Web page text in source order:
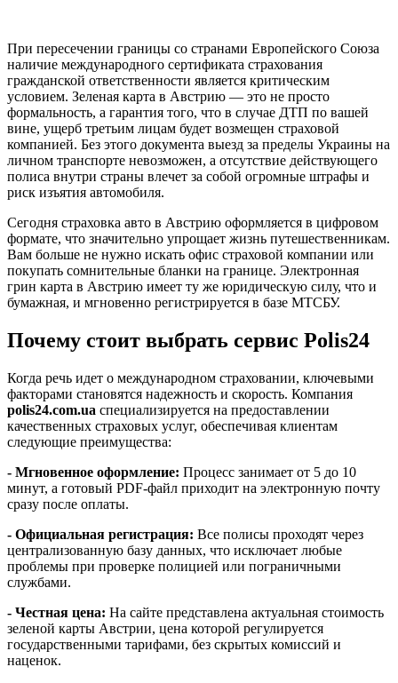
При пересечении границы со странами Европейского Союза
наличие международного сертификата страхования
гражданской ответственности является критическим
условием. Зеленая карта в Австрию — это не просто
формальность, а гарантия того, что в случае ДТП по вашей
вине, ущерб третьим лицам будет возмещен страховой
компанией. Без этого документа выезд за пределы Украины на
личном транспорте невозможен, а отсутствие действующего
полиса внутри страны влечет за собой огромные штрафы и
риск изъятия автомобиля.
Сегодня страховка авто в Австрию оформляется в цифровом
формате, что значительно упрощает жизнь путешественникам.
Вам больше не нужно искать офис страховой компании или
покупать сомнительные бланки на границе. Электронная
грин карта в Австрию имеет ту же юридическую силу, что и
бумажная, и мгновенно регистрируется в базе МТСБУ.
Почему стоит выбрать сервис Polis24
Когда речь идет о международном страховании, ключевыми
факторами становятся надежность и скорость. Компания
polis24.com.ua специализируется на предоставлении
качественных страховых услуг, обеспечивая клиентам
следующие преимущества:
- Мгновенное оформление: Процесс занимает от 5 до 10
минут, а готовый PDF-файл приходит на электронную почту
сразу после оплаты.
- Официальная регистрация: Все полисы проходят через
централизованную базу данных, что исключает любые
проблемы при проверке полицией или пограничными
службами.
- Честная цена: На сайте представлена актуальная стоимость
зеленой карты Австрии, цена которой регулируется
государственными тарифами, без скрытых комиссий и
наценок.